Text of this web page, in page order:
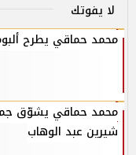
لا يفوتك
محمد حماقي يطرح
محمد حماقي يشوّق
شيرين عبد الوهاب